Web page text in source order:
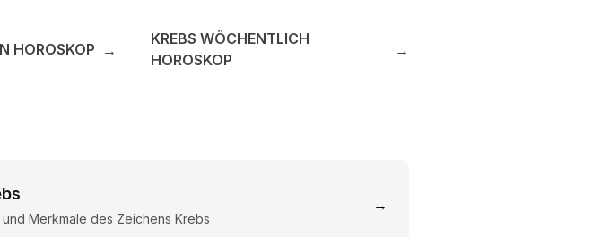
HOROSKOP →
KREBS WÖCHENTLICH
HOROSKOP
→
Merkmale des Zeichens Krebs
→